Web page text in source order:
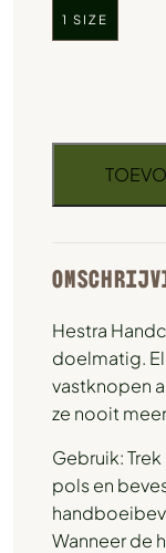
1 SIZE
Hestra
doelmatig.
vastknopen
ze nooit
Gebruik:
pols en
Wanneer de